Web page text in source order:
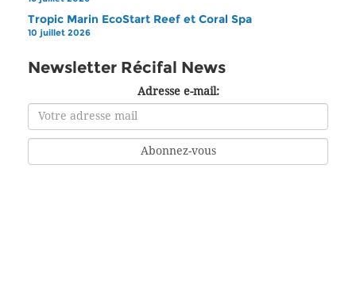
Tropic Marin EcoStart Reef et Coral Spa
10 juillet 2026
Newsletter Récifal News
Adresse e-mail: